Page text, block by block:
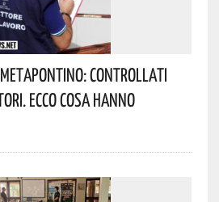
Metapontino: Controllati
Ecco Cosa Hanno